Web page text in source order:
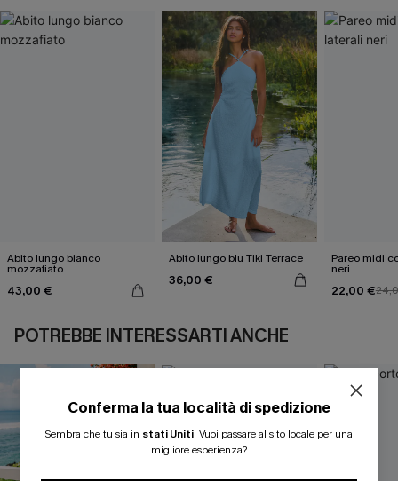
Abito lungo bianco
mozzafiato
43,00 €
Abito lungo blu Tiki Terrace
36,00 €
Pareo midi
neri
22,00 €
POTREBBE INTERESSARTI ANCHE
Conferma la tua località di spedizione
Sembra che tu sia in stati Uniti. Vuoi passare al sito locale per una
migliore esperienza?
ISCRIVITI PER OTTENERE